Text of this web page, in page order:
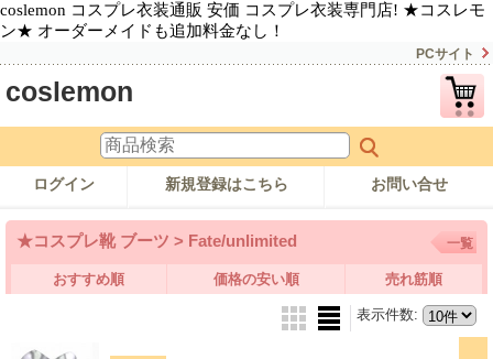
coslemon コスプレ衣装通販 安価 コスプレ衣装専門店! ★コスレモ
ン★ オーダーメイドも追加料金なし！
PCサイト
coslemon
ログイン 新規登録はこちら お問い合せ
★コスプレ靴 ブーツ > Fate/unlimited 一覧
おすすめ順 価格の安い順 売れ筋順
表示件数: